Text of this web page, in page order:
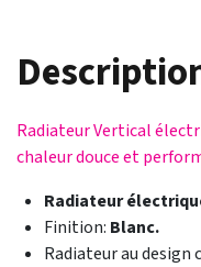
Radiateur Vertical
chaleur douce et
Radiateur
Finition: Blanc.
Radiateur au